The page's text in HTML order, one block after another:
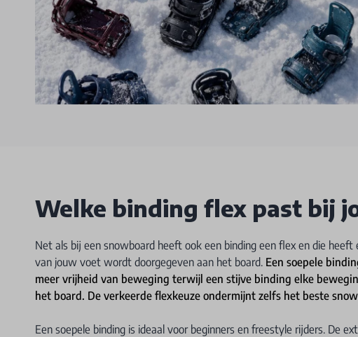
Welke binding flex past bij
Net als bij een snowboard heeft ook een binding een flex en die
van jouw voet wordt doorgegeven aan het board. Een soepele
meer vrijheid van beweging terwijl een stijve binding elke
het board. De verkeerde flexkeuze ondermijnt zelfs het beste
Een soepele binding is ideaal voor beginners en freestyle rijders. De